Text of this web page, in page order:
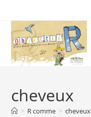
content
cheveux
> R comme > cheveux